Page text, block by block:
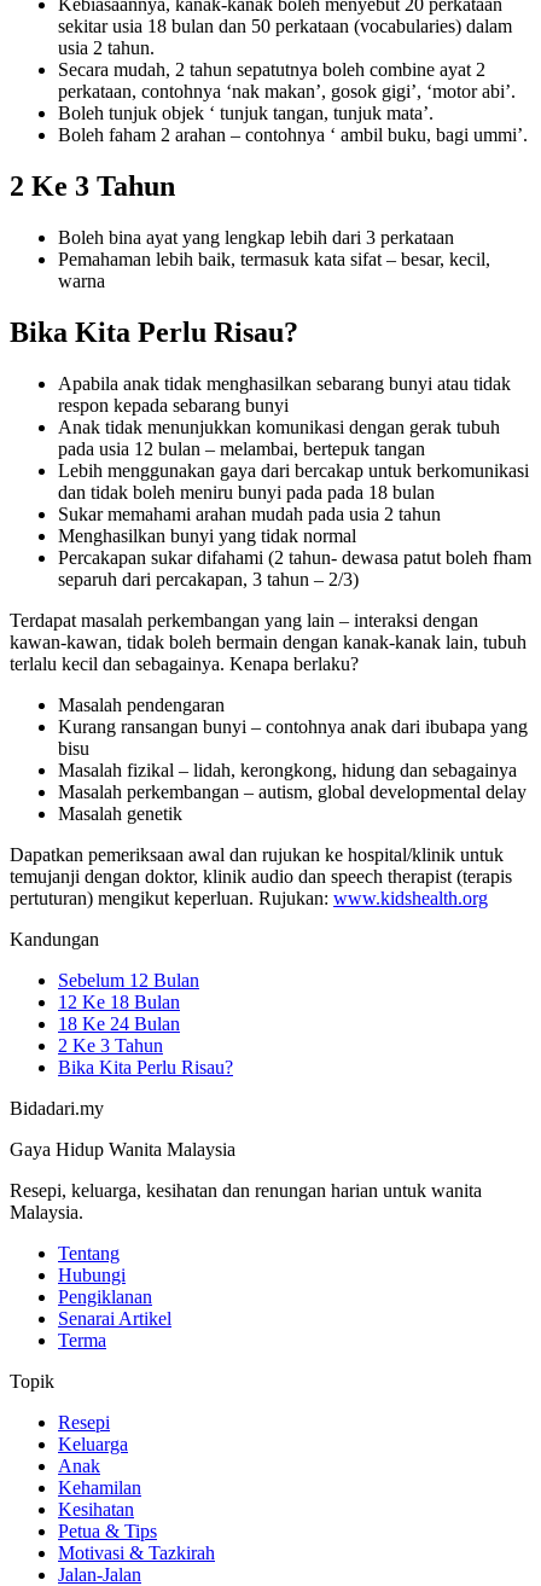
Kebiasaannya, kanak-kanak boleh menyebut 20 perkataan
sekitar usia 18 bulan dan 50 perkataan (vocabularies) dalam
usia 2 tahun.
Secara mudah, 2 tahun sepatutnya boleh combine ayat 2
perkataan, contohnya ‘nak makan’, gosok gigi’, ‘motor abi’.
Boleh tunjuk objek ‘ tunjuk tangan, tunjuk mata’.
Boleh faham 2 arahan – contohnya ‘ ambil buku, bagi ummi’.
2 Ke 3 Tahun
Boleh bina ayat yang lengkap lebih dari 3 perkataan
Pemahaman lebih baik, termasuk kata sifat – besar, kecil,
warna
Bika Kita Perlu Risau?
Apabila anak tidak menghasilkan sebarang bunyi atau tidak
respon kepada sebarang bunyi
Anak tidak menunjukkan komunikasi dengan gerak tubuh
pada usia 12 bulan – melambai, bertepuk tangan
Lebih menggunakan gaya dari bercakap untuk berkomunikasi
dan tidak boleh meniru bunyi pada pada 18 bulan
Sukar memahami arahan mudah pada usia 2 tahun
Menghasilkan bunyi yang tidak normal
Percakapan sukar difahami (2 tahun- dewasa patut boleh fham
separuh dari percakapan, 3 tahun – 2/3)
Terdapat masalah perkembangan yang lain – interaksi dengan
kawan-kawan, tidak boleh bermain dengan kanak-kanak lain, tubuh
terlalu kecil dan sebagainya. Kenapa berlaku?
Masalah pendengaran
Kurang ransangan bunyi – contohnya anak dari ibubapa yang
bisu
Masalah fizikal – lidah, kerongkong, hidung dan sebagainya
Masalah perkembangan – autism, global developmental delay
Masalah genetik
Dapatkan pemeriksaan awal dan rujukan ke hospital/klinik untuk
temujanji dengan doktor, klinik audio dan speech therapist (terapis
pertuturan) mengikut keperluan. Rujukan: www.kidshealth.org
Kandungan
Sebelum 12 Bulan
12 Ke 18 Bulan
18 Ke 24 Bulan
2 Ke 3 Tahun
Bika Kita Perlu Risau?
Bidadari.my
Gaya Hidup Wanita Malaysia
Resepi, keluarga, kesihatan dan renungan harian untuk wanita
Malaysia.
Tentang
Hubungi
Pengiklanan
Senarai Artikel
Terma
Topik
Resepi
Keluarga
Anak
Kehamilan
Kesihatan
Petua & Tips
Motivasi & Tazkirah
Jalan-Jalan